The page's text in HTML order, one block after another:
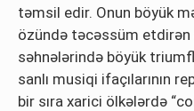
təmsil edir. Onun böyük
özündə təcəssüm
səhnələrində böyük
sanlı musiqi ifaçılarının
bir sıra xarici ölkələrdə